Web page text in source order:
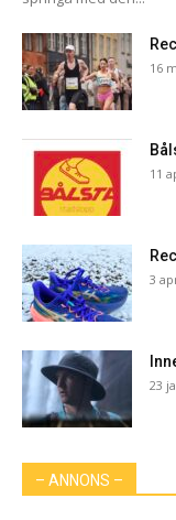
16
11
3
23
– ANNONS –